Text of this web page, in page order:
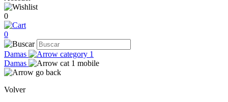
0
0
Damas
Damas
Volver